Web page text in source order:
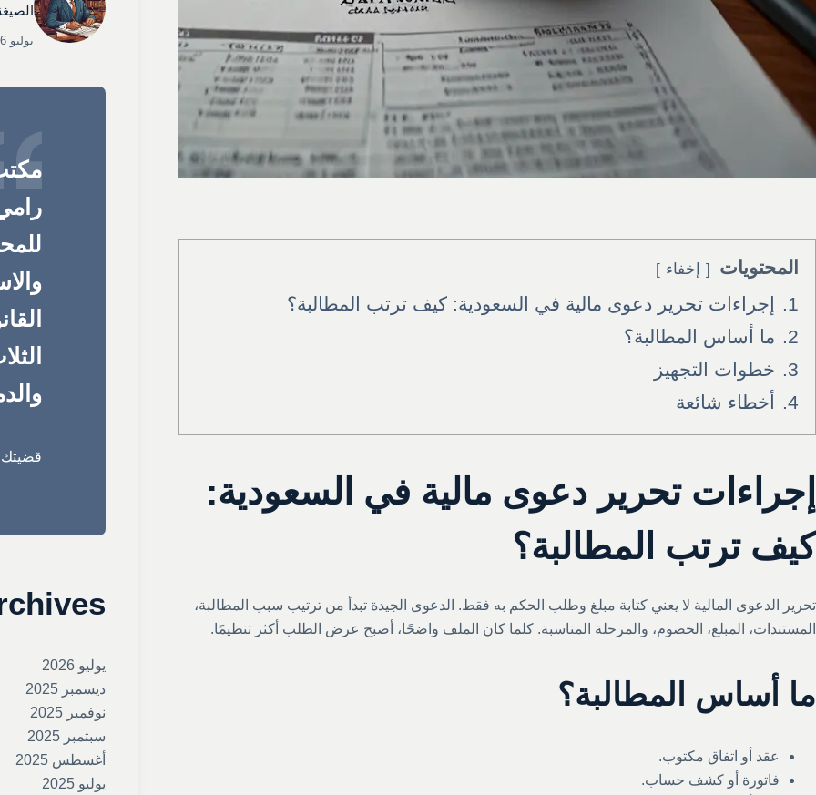
المحتويات إخفاء
1.
إجراءات تحرير دعوى مالية في السعودية: كيف ترتب المطالبة؟
2.
ما أساس المطالبة؟
3.
خطوات التجهيز
4.
أخطاء شائعة
إجراءات تحرير دعوى مالية في السعودية:
كيف ترتب المطالبة؟
تحرير الدعوى المالية لا يعني كتابة مبلغ وطلب الحكم به فقط. الدعوى الجيدة تبدأ من ترتيب سبب المطالبة،
المستندات، المبلغ، الخصوم، والمرحلة المناسبة. كلما كان الملف واضحًا، أصبح عرض الطلب أكثر تنظيمًا.
ما أساس المطالبة؟
عقد أو اتفاق مكتوب.
فاتورة أو كشف حساب.
يوليو 6, 2025
قضيتك
يوليو 2026
ديسمبر 2025
نوفمبر 2025
سبتمبر 2025
أغسطس 2025
يوليو 2025